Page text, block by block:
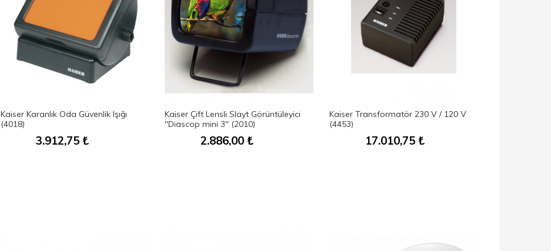
Kaiser Karanlık Oda Güvenlik Işığı
(4018)
3.912,75 ₺
Kaiser Çift Lensli Slayt Görüntüleyici
''Diascop mini 3'' (2010)
2.886,00 ₺
Kaiser Transformatör 230 V / 120 V
(4453)
17.010,75₺